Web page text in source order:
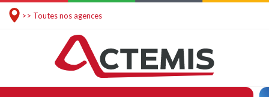
>> Toutes nos agences